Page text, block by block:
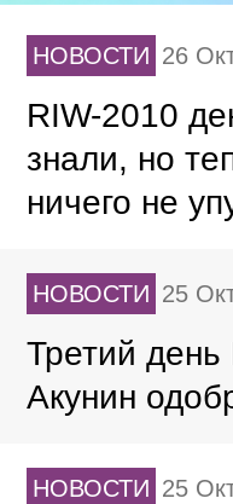
НОВОСТИ 26
RIW-2010
знали, но
ничего не
НОВОСТИ 25
Третий
Акунин
НОВОСТИ 25